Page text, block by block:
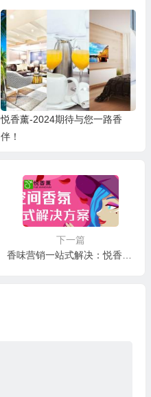
悦香薰-2024期待与您一路香
伴！
下一篇
香味营销一站式解决：悦香薰酒店加香机与香氛精油介绍